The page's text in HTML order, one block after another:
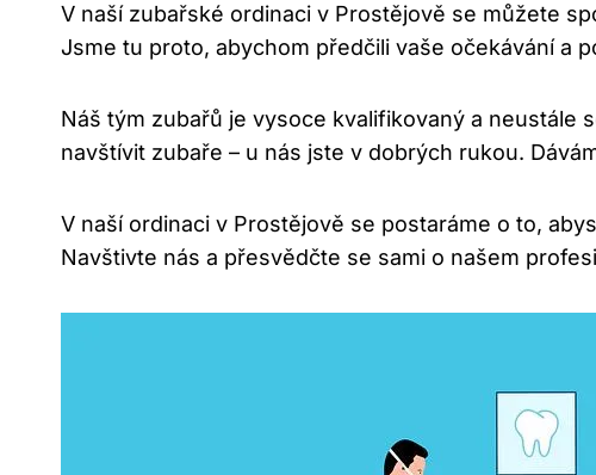
V naší zubařské ordinaci v Prostějově se můžete
Jsme tu proto, abychom předčili vaše očekávání a
Náš tým zubařů je vysoce kvalifikovaný a neustále
navštívit zubaře – u nás jste v dobrých rukou.
V naší ordinaci v Prostějově se postaráme o to,
Navštivte nás a přesvědčte se sami o našem